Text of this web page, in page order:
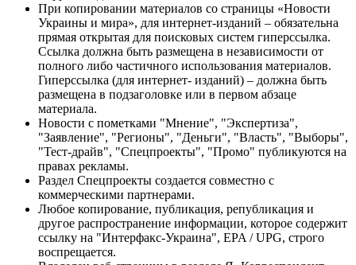
При копировании материалов со страницы «Новости
Украины и мира», для интернет-изданий – обязательна
прямая открытая для поисковых систем гиперссылка.
Ссылка должна быть размещена в независимости от
полного либо частичного использования материалов.
Гиперссылка (для интернет- изданий) – должна быть
размещена в подзаголовке или в первом абзаце
материала.
Новости с пометками "Мнение", "Экспертиза",
"Заявление", "Регионы", "Деньги", "Власть", "Выборы",
"Тест-драйв", "Спецпроекты", "Промо" публикуются на
правах рекламы.
Раздел Спецпроекты создается совместно с
коммерческими партнерами.
Любое копирование, публикация, републикация и
другое распространение информации, которое содержит
ссылку на "Интерфакс-Украина", EPA / UPG, строго
воспрещается.